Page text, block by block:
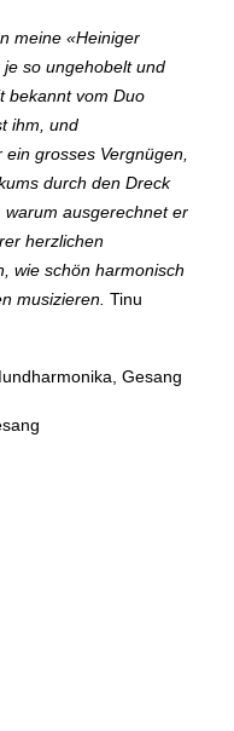
ihr unsere Bar ab 18
und freuen uns auf
meine «Heiniger
so ungehobelt und
bekannt vom Duo
ihm, und
grosses Vergnügen,
durch den Dreck
warum ausgerechnet er
herzlichen
wie schön harmonisch
musizieren. Tinu
Gesang